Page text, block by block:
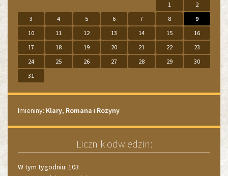
20262027
1
2
3
4 5 6 7 8
9
10
11 12 13 14 15
16
17
18 19 20 21 22
23
24
25 26 27 28 29
30
31
Imieniny
Imieniny: Klary, Romana i Rozyny
Licznik odwiedzin:
W tym tygodniu: 103